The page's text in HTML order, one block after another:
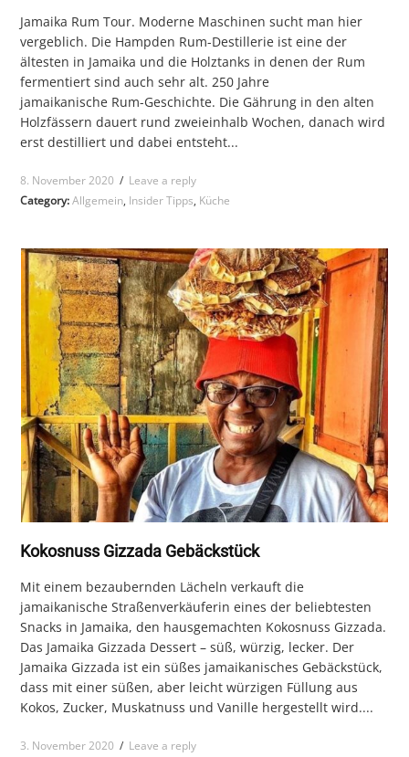
Jamaika Rum Tour. Moderne Maschinen sucht man hier
vergeblich. Die Hampden Rum-Destillerie ist eine der
ältesten in Jamaika und die Holztanks in denen der Rum
fermentiert sind auch sehr alt. 250 Jahre
jamaikanische Rum-Geschichte. Die Gährung in den alten
Holzfässern dauert rund zweieinhalb Wochen, danach wird
erst destilliert und dabei entsteht...
8. November 2020
Category:Allgemein, Insider Tipps, Küche
/ Leave a reply
Kokosnuss Gizzada Gebäckstück
Mit einem bezaubernden Lächeln verkauft die
jamaikanische Straßenverkäuferin eines der beliebtesten
Snacks in Jamaika, den hausgemachten Kokosnuss Gizzada.
Das Jamaika Gizzada Dessert – süß, würzig, lecker. Der
Jamaika Gizzada ist ein süßes jamaikanisches Gebäckstück,
dass mit einer süßen, aber leicht würzigen Füllung aus
Kokos, Zucker, Muskatnuss und Vanille hergestellt wird....
3. November 2020 / Leave a reply